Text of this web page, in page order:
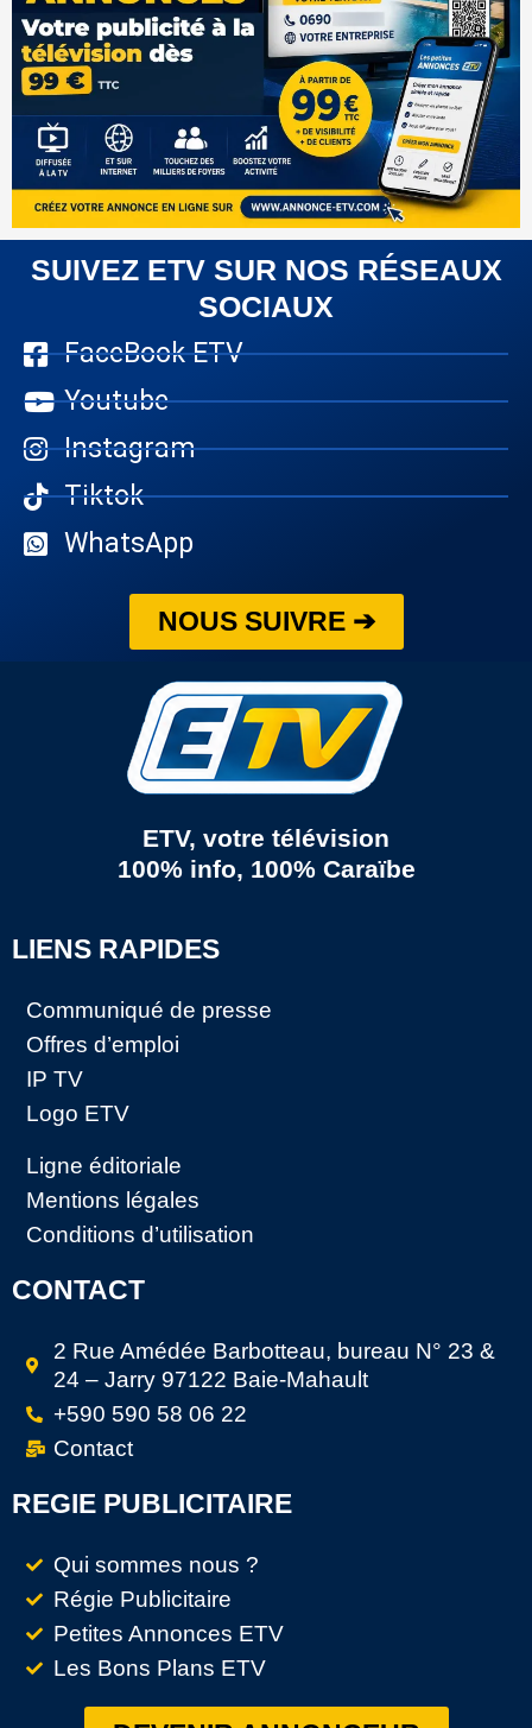
SUIVEZ ETV SUR NOS RÉSEAUX
SOCIAUX
FaceBook ETV
Youtube
Instagram
Tiktok
WhatsApp
NOUS SUIVRE ➔
ETV, votre télévision
100% info, 100% Caraïbe
LIENS RAPIDES
Communiqué de presse
Offres d’emploi
IP TV
Logo ETV
Ligne éditoriale
Mentions légales
Conditions d’utilisation
CONTACT
2 Rue Amédée Barbotteau, bureau N° 23 &
24 – Jarry 97122 Baie-Mahault
+590 590 58 06 22
Contact
REGIE PUBLICITAIRE
Qui sommes nous ?
Régie Publicitaire
Petites Annonces ETV
Les Bons Plans ETV